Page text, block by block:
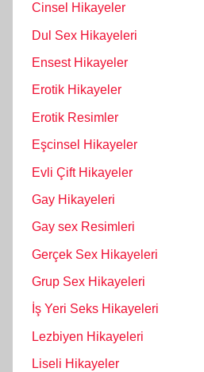
Cinsel Hikayeler
Dul Sex Hikayeleri
Ensest Hikayeler
Erotik Hikayeler
Erotik Resimler
Eşcinsel Hikayeler
Evli Çift Hikayeler
Gay Hikayeleri
Gay sex Resimleri
Gerçek Sex Hikayeleri
Grup Sex Hikayeleri
İş Yeri Seks Hikayeleri
Lezbiyen Hikayeleri
Liseli Hikayeler